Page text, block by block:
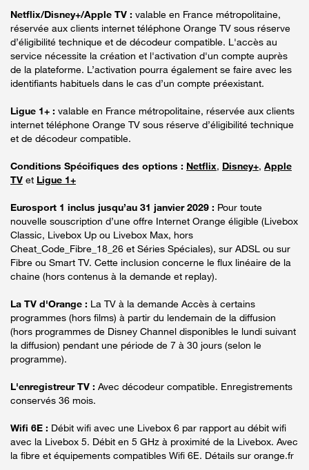
Netflix/Disney+/Apple TV : valable en France métropolitaine,
réservée aux clients internet téléphone Orange TV sous réserve
d’éligibilité technique et de décodeur compatible. L'accès au
service nécessite la création et l'activation d'un compte auprès
de la plateforme. L’activation pourra également se faire avec les
identifiants habituels dans le cas d’un compte préexistant.
Ligue 1+ : valable en France métropolitaine, réservée aux clients
internet téléphone Orange TV sous réserve d’éligibilité technique
et de décodeur compatible.
Conditions Spécifiques des options : Netflix, Disney+, Apple
TV et Ligue 1+
Eurosport 1 inclus jusqu’au 31 janvier 2029 : Pour toute
nouvelle souscription d’une offre Internet Orange éligible (Livebox
Classic, Livebox Up ou Livebox Max, hors
Cheat_Code_Fibre_18_26 et Séries Spéciales), sur ADSL ou sur
Fibre ou Smart TV. Cette inclusion concerne le flux linéaire de la
chaine (hors contenus à la demande et replay).
La TV d'Orange : La TV à la demande Accès à certains
programmes (hors films) à partir du lendemain de la diffusion
(hors programmes de Disney Channel disponibles le lundi suivant
la diffusion) pendant une période de 7 à 30 jours (selon le
programme).
L'enregistreur TV : Avec décodeur compatible. Enregistrements
conservés 36 mois.
Wifi 6E : Débit wifi avec une Livebox 6 par rapport au débit wifi
avec la Livebox 5. Débit en 5 GHz à proximité de la Livebox. Avec
la fibre et équipements compatibles Wifi 6E. Détails sur orange.fr